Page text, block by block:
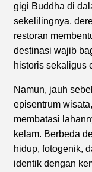
gigi Buddha di
sekelilingnya,
restoran
destinasi wajib
historis sekaligus
Namun, jauh
episentrum
membatasi
kelam. Berbeda
hidup, fotogenik,
identik dengan